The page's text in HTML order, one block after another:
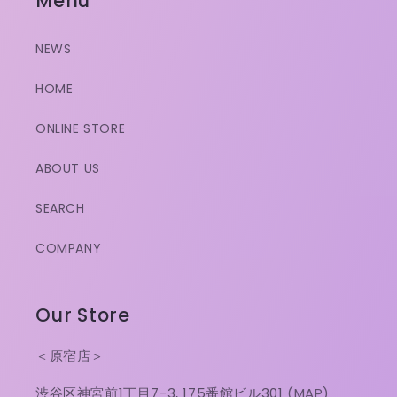
NEWS
HOME
ONLINE STORE
ABOUT US
SEARCH
COMPANY
Our Store
＜原宿店＞
渋谷区神宮前1丁目7-3, 175番館ビル301 (MAP)